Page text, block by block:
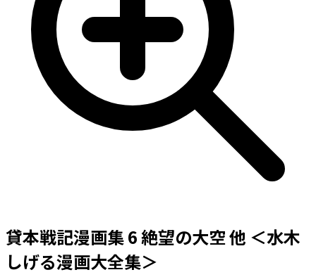
貸本戦記漫画集 6 絶望の大空 他 ＜水木
しげる漫画大全集＞